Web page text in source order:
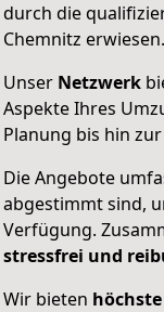
durch die
Chemnitz erwiesen.
Unser Netzwerk
Aspekte Ihres
Planung bis hin
Die Angebote
abgestimmt sind,
Verfügung.
stressfrei und
Wir bieten